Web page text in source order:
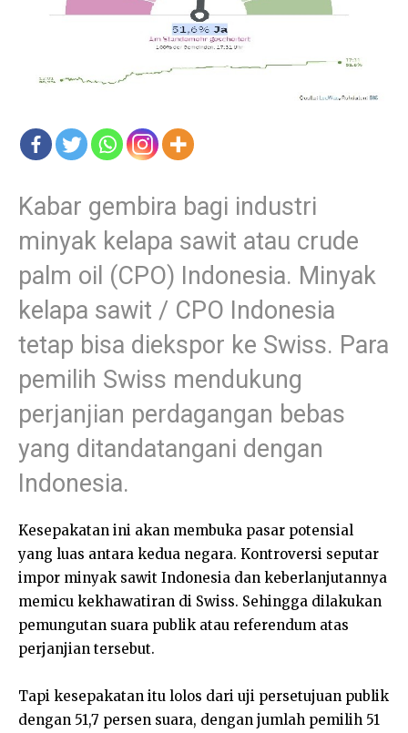
Kabar gembira bagi industri
minyak kelapa sawit atau crude
palm oil (CPO) Indonesia. Minyak
kelapa sawit / CPO Indonesia
tetap bisa diekspor ke Swiss. Para
pemilih Swiss mendukung
perjanjian perdagangan bebas
yang ditandatangani dengan
Indonesia.
Kesepakatan ini akan membuka pasar potensial
yang luas antara kedua negara. Kontroversi seputar
impor minyak sawit Indonesia dan keberlanjutannya
memicu kekhawatiran di Swiss. Sehingga dilakukan
pemungutan suara publik atau referendum atas
perjanjian tersebut.
Tapi kesepakatan itu lolos dari uji persetujuan publik
dengan 51,7 persen suara, dengan jumlah pemilih 51